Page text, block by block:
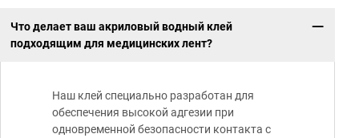
Что делает ваш акриловый водный клей
подходящим для медицинских лент?
Наш клей специально разработан для
обеспечения высокой адгезии при
одновременной безопасности контакта с